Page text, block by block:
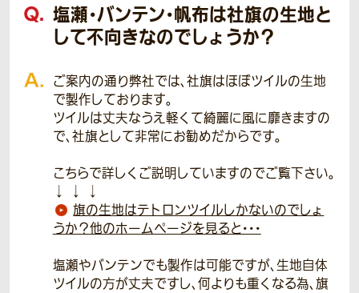
塩瀬・バンテン・帆布は社旗の生地と
して不向きなのでしょうか？
ご案内の通り弊社では、社旗はほぼツイルの生地
で製作しております。
ツイルは丈夫なうえ軽くて綺麗に風に靡きますの
で、社旗として非常にお勧めだからです。
こちらで詳しくご説明していますのでご覧下さい。
↓ ↓ ↓
旗の生地はテトロンツイルしかないのでしょ
うか？他のホームページを見ると・・・
塩瀬やバンテンでも製作は可能ですが、生地自体
ツイルの方が丈夫ですし、何よりも重くなる為、旗